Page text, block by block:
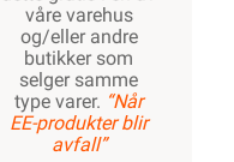
våre varehus
og/eller andre
butikker som
selger samme
type varer. “Når
EE-produkter blir
avfall”